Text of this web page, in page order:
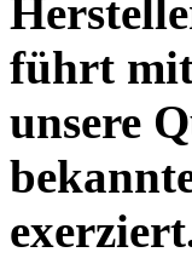
führt mit
unsere